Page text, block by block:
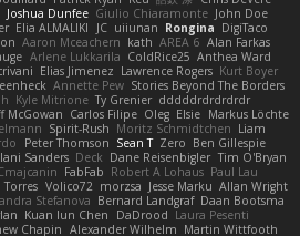
Joshua Dunfee Giulio Chiaramonte John Doe
Elia ALMALIKI JC uiiunan Rongina DigiTaco
Aaron Mceachern kath AREA 6 Alan Farkas
Arlene Lukkarila ColdRice25 Anthea Ward
Elias Jimenez Lawrence Rogers Kurt Boyer
Annette Pew Stories Beyond The Borders
Kyle Mitrione Ty Grenier dddddrdrdrdrdr
McGowan Carlos Filipe Oleg Elsie Markus Löchte
Spirit-Rush Moritz Schmidtchen Liam
Peter Thomson Sean T Zero Ben Gillespie
Sanders Deck Dane Reisenbigler Tim O'Bryan
FabFab Robert A Lohaus Paul Lau
Volico72 morzsa Jesse Marku Allan Wright
Stefanova Bernard Landgraf Daan Bootsma
Kuan lun Chen DaDrood Laura Pesenti
Chapin Alexander Wilhelm Martin Wittfooth